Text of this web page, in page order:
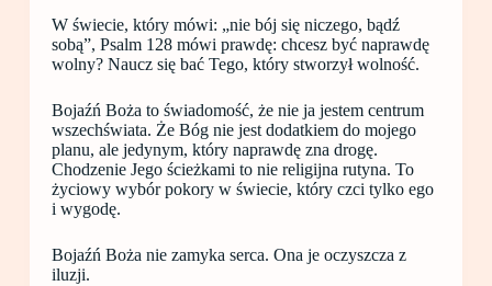
W świecie, który mówi: „nie bój się niczego, bądź
sobą”, Psalm 128 mówi prawdę: chcesz być naprawdę
wolny? Naucz się bać Tego, który stworzył wolność.
Bojaźń Boża to świadomość, że nie ja jestem centrum
wszechświata. Że Bóg nie jest dodatkiem do mojego
planu, ale jedynym, który naprawdę zna drogę.
Chodzenie Jego ścieżkami to nie religijna rutyna. To
życiowy wybór pokory w świecie, który czci tylko ego
i wygodę.
Bojaźń Boża nie zamyka serca. Ona je oczyszcza z
iluzji.